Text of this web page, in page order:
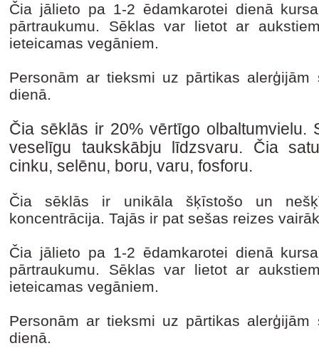
Čia jālieto pa 1-2 ēdamkarotei dienā
pārtraukumu. Sēklas var lietot ar
ieteicamas vegāniem.
Personām ar tieksmi uz pārtikas
dienā.
Čia sēklās ir 20% vērtīgo
veselīgu taukskābju līdzsvaru. Čia
cinku, selēnu, boru, varu, fosforu.
Čia sēklās ir unikāla šķīstošo un
koncentrācija. Tajās ir pat sešas reizes
Čia jālieto pa 1-2 ēdamkarotei dienā
pārtraukumu. Sēklas var lietot ar
ieteicamas vegāniem.
Personām ar tieksmi uz pārtikas
dienā.